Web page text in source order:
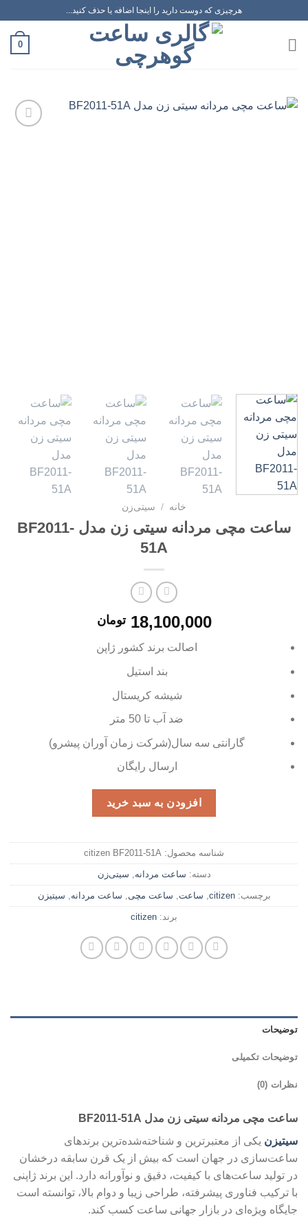
محتوا
هرچیزی که دوست دارید را اینجا اضافه یا حذف کنید...
0
خانه / سیتی‌زن
ساعت مچی مردانه سیتی زن مدل BF2011-
51A
18,100,000 تومان
اصالت برند کشور ژاپن
بند استیل
شیشه کریستال
ضد آب تا 50 متر
گارانتی سه سال(شرکت زمان آوران پیشرو)
ارسال رایگان
افزودن به سبد خرید
شناسه محصول: citizen BF2011-51A
دسته: ساعت مردانه, سیتی‌زن
برچسب:citizen
, ساعت, ساعت مچی, ساعت مردانه, سیتیزن
برند: citizen
توضیحات
توضیحات تکمیلی
نظرات (0)
ساعت مچی مردانه سیتی زن مدل BF2011-51A
سیتیزن یکی از معتبرترین و شناخته‌شده‌ترین برندهای
ساعت‌سازی در جهان است که بیش از یک قرن سابقه درخشان
در تولید ساعت‌های با کیفیت، دقیق و نوآورانه دارد. این برند ژاپنی
با ترکیب فناوری پیشرفته، طراحی زیبا و دوام بالا، توانسته است
جایگاه ویژه‌ای در بازار جهانی ساعت کسب کند.